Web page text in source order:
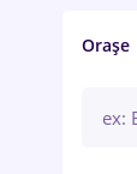
Orașe